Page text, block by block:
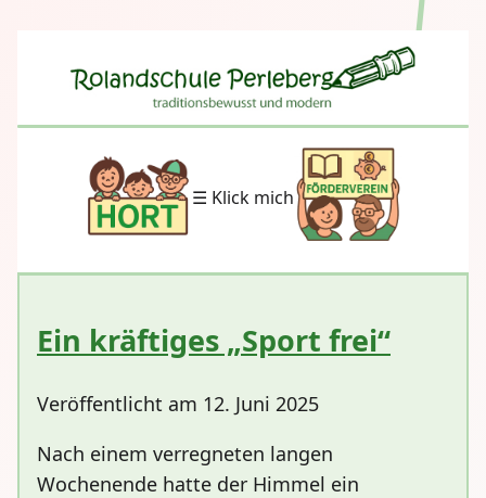
☰ Klick mich
Ein kräftiges „Sport frei“
Veröffentlicht am 12. Juni 2025
Nach einem verregneten langen
Wochenende hatte der Himmel ein